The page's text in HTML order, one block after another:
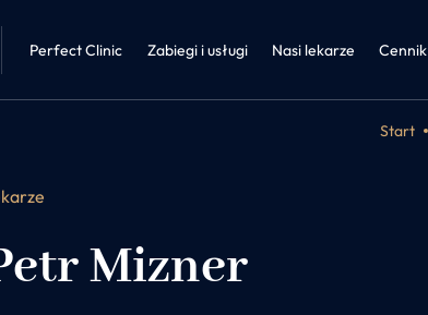
Perfect Clinic
Perfect Clinic • Liberec
Zabiegi i usługi
Choroby wewnętrzne i otyłość
Nasi lekarze Cennik
Start
Mizner